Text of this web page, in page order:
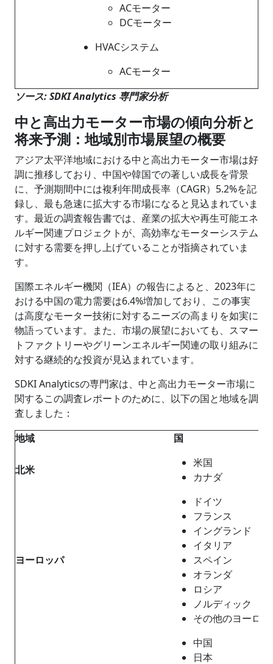
ACモーター
DCモーター
HVACシステム
ACモーター
ソース: SDKI Analytics 専門家分析
中と高出力モーター市場の傾向分析と
将来予測：地域別市場展望の概要
アジア太平洋地域における中と高出力モーター市場は好
調に推移しており、中国や韓国での著しい成長を背景
に、予測期間中には複利年間成長率（CAGR）5.2%を記
録し、最も急速に拡大する市場になると見込まれていま
す。最近の調査報告書では、産業の拡大や再生可能エネ
ルギー関連プロジェクトが、高効率なモーターシステム
に対する需要を押し上げていることが指摘されていま
す。
国際エネルギー機関（IEA）の報告によると、2023年に
おける中国の電力需要は6.4%増加しており、この事実
は高度なモーター技術に対するニーズの高まりを如実に
物語っています。また、市場の展望においても、スマー
トファクトリーやグリーンエネルギー関連の取り組みに
対する継続的な投資が見込まれています。
SDKI Analyticsの専門家は、中と高出力モーター市場に
関するこの調査レポートのために、以下の国と地域を調
査しました：
地域
国
北米
米国
カナダ
ヨーロッパ
ドイツ
フランス
イングランド
イタリア
スペイン
オランダ
ロシア
ノルディック
その他のヨーロ
中国
日本